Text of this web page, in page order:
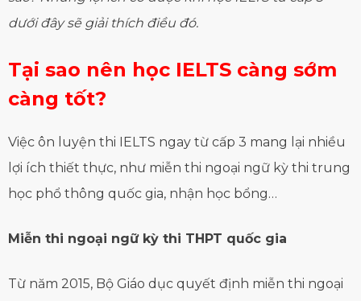
dưới đây sẽ giải thích điều đó.
Tại sao nên học IELTS càng sớm
càng tốt?
Việc ôn luyện thi IELTS ngay từ cấp 3 mang lại nhiều
lợi ích thiết thực, như miễn thi ngoại ngữ kỳ thi trung
học phổ thông quốc gia, nhận học bổng…
Miễn thi ngoại ngữ kỳ thi THPT quốc gia
Từ năm 2015, Bộ Giáo dục quyết định miễn thi ngoại